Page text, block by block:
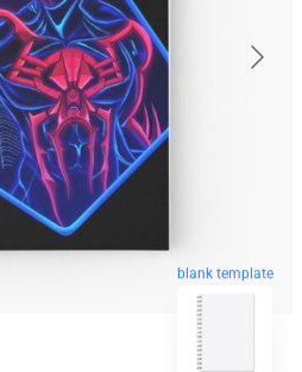
blank template